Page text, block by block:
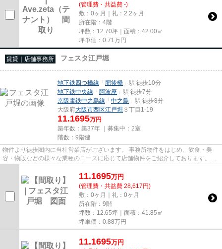
(管理費・共益費 -)
敷：0ヶ月｜礼：2.2ヶ月
所在階：4階
坪数：12.70坪｜面積：42.00㎡
坪単価： 0.71 万円
賃貸｜店舗事務所 フェスタ江戸堀
地下鉄四つ橋線 「肥後橋 」駅 徒歩10分
地下鉄中央線 「阿波座 」駅 徒歩7分
京阪電鉄中之島線 「中之島 」駅 徒歩8分
大阪府大阪市西区江戸堀 ３丁目1-19
11.1695万円
築年数：築37年 ｜募集中： 2室
階数：9階建
物件より徒歩圏内に当社営業店がございます。 事務所物件をはじめ、飲食・美
容・物販などの様々な業種のニーズに応じて店舗物件をご紹介しております。
尚、弊社ではおとり広告は一切...
11.1695万円
(管理費・共益費 28,617円)
敷：0ヶ月｜礼：0ヶ月
所在階：9階
坪数：12.65坪｜面積：41.85㎡
坪単価： 0.88万円
11.1695万円